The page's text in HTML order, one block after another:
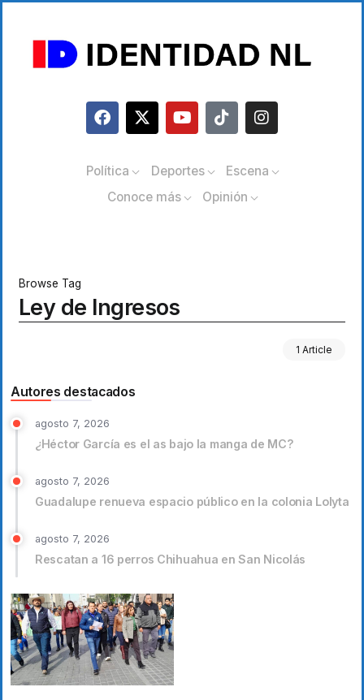
Política Deportes
Escena
Conoce más
Opinión
Browse Tag
Ley de Ingresos
1 Article
Autores destacados
agosto 7, 2026
¿Héctor García es el as bajo la manga de MC?
agosto 7, 2026
Guadalupe renueva espacio público en la colonia Lolyta
agosto 7, 2026
Rescatan a 16 perros Chihuahua en San Nicolás